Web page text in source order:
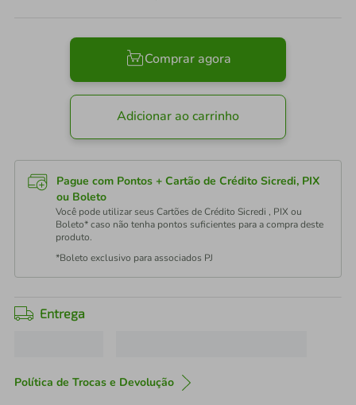
Comprar agora
Adicionar ao carrinho
Pague com Pontos + Cartão de Crédito Sicredi, PIX
ou Boleto
Você pode utilizar seus Cartões de Crédito Sicredi , PIX ou
Boleto* caso não tenha pontos suficientes para a compra deste
produto.
*Boleto exclusivo para associados PJ
Entrega
Política de Trocas e Devolução